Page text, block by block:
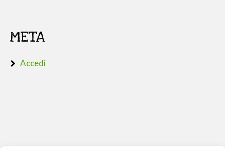
META
Accedi